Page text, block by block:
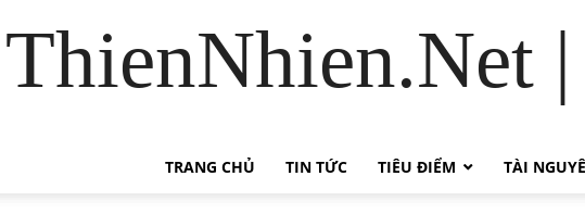
ThienNhien.Net
TRANG CHỦ TIN TỨC TIÊU ĐIỂM TÀI